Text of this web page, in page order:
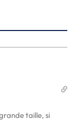
taille, si